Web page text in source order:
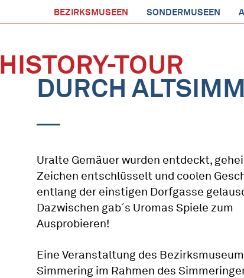
BEZIRKSMUSEEN SONDERMUSEEN
HISTORY-TOUR
DURCH
Uralte Gemäuer wurden entdeckt,
Zeichen entschlüsselt und coolen
entlang der einstigen Dorfgasse
Dazwischen gab´s Uromas Spiele zum
Ausprobieren!
Eine Veranstaltung des
Simmering im Rahmen des